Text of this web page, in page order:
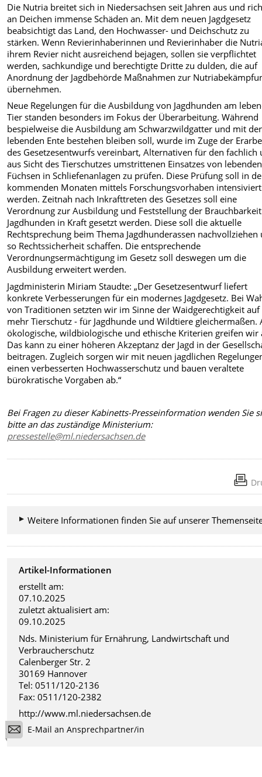
Die Nutria breitet sich in Niedersachsen seit Jahren aus und
an Deichen immense Schäden an. Mit dem neuen Jagdgesetz
beabsichtigt das Land, den Hochwasser- und Deichschutz zu
stärken. Wenn Revierinhaberinnen und Revierinhaber die
ihrem Revier nicht ausreichend bejagen, sollen sie verpflichtet
werden, sachkundige und berechtigte Dritte zu dulden, die auf
Anordnung der Jagdbehörde Maßnahmen zur
übernehmen.
Neue Regelungen für die Ausbildung von Jagdhunden am
Tier standen besonders im Fokus der Überarbeitung. Während
bespielweise die Ausbildung am Schwarzwildgatter und mit der
lebenden Ente bestehen bleiben soll, wurde im Zuge der
des Gesetzesentwurfs vereinbart, Alternativen für den fachlich
aus Sicht des Tierschutzes umstrittenen Einsatzes von lebenden
Füchsen in Schliefenanlagen zu prüfen. Diese Prüfung soll in
kommenden Monaten mittels Forschungsvorhaben intensiviert
werden. Zeitnah nach Inkrafttreten des Gesetzes soll eine
Verordnung zur Ausbildung und Feststellung der
Jagdhunden in Kraft gesetzt werden. Diese soll die aktuelle
Rechtsprechung beim Thema Jagdhunderassen nachvollziehen
so Rechtssicherheit schaffen. Die entsprechende
Verordnungsermächtigung im Gesetz soll deswegen um die
Ausbildung erweitert werden.
Jagdministerin Miriam Staudte: „Der Gesetzesentwurf liefert
konkrete Verbesserungen für ein modernes Jagdgesetz. Bei
von Traditionen setzten wir im Sinne der Waidgerechtigkeit auf
mehr Tierschutz - für Jagdhunde und Wildtiere gleichermaßen.
ökologische, wildbiologische und ethische Kriterien greifen wir
Das kann zu einer höheren Akzeptanz der Jagd in der
beitragen. Zugleich sorgen wir mit neuen jagdlichen
einen verbesserten Hochwasserschutz und bauen veraltete
bürokratische Vorgaben ab.“
Bei Fragen zu dieser Kabinetts-Presseinformation wenden Sie
bitte an das zuständige Ministerium:
pressestelle@ml.niedersachsen.de
Weitere Informationen finden Sie auf unserer
Artikel-Informationen
erstellt am:
07.10.2025
zuletzt aktualisiert am:
09.10.2025
Nds. Ministerium für Ernährung, Landwirtschaft und
Verbraucherschutz
Calenberger Str. 2
30169 Hannover
Tel: 0511/120-2136
Fax: 0511/120-2382
http://www.ml.niedersachsen.de
E-Mail an Ansprechpartner/in